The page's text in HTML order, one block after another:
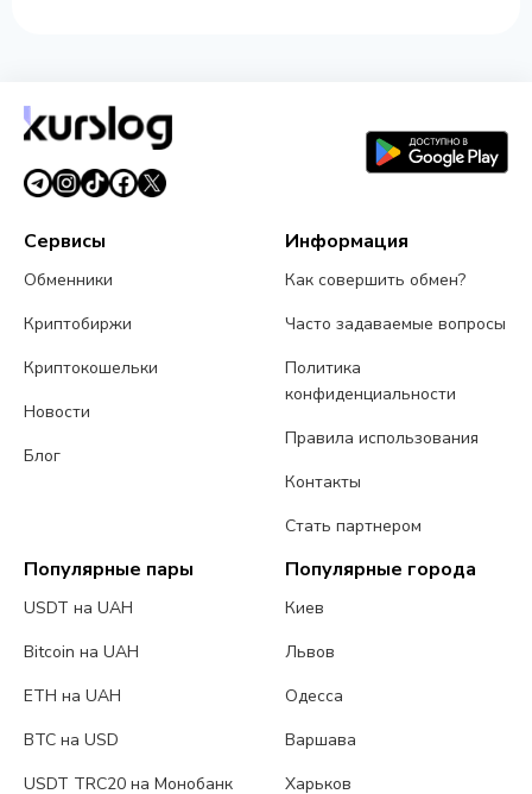
Сервисы
Обменники
Криптобиржи
Криптокошельки
Новости
Блог
Информация
Как совершить обмен?
Часто задаваемые вопросы
Политика
конфиденциальности
Правила использования
Контакты
Стать партнером
Популярные пары
USDT на UAH
Bitcoin на UAH
ETH на UAH
BTC на USD
USDT TRC20 на Монобанк
Популярные города
Киев
Львов
Одесса
Варшава
Харьков